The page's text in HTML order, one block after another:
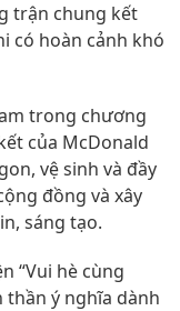
trận chung kết
có hoàn cảnh khó
trong chương
của McDonald
vệ sinh và đầy
đồng và xây
sáng tạo.
“Vui hè cùng
thần ý nghĩa dành